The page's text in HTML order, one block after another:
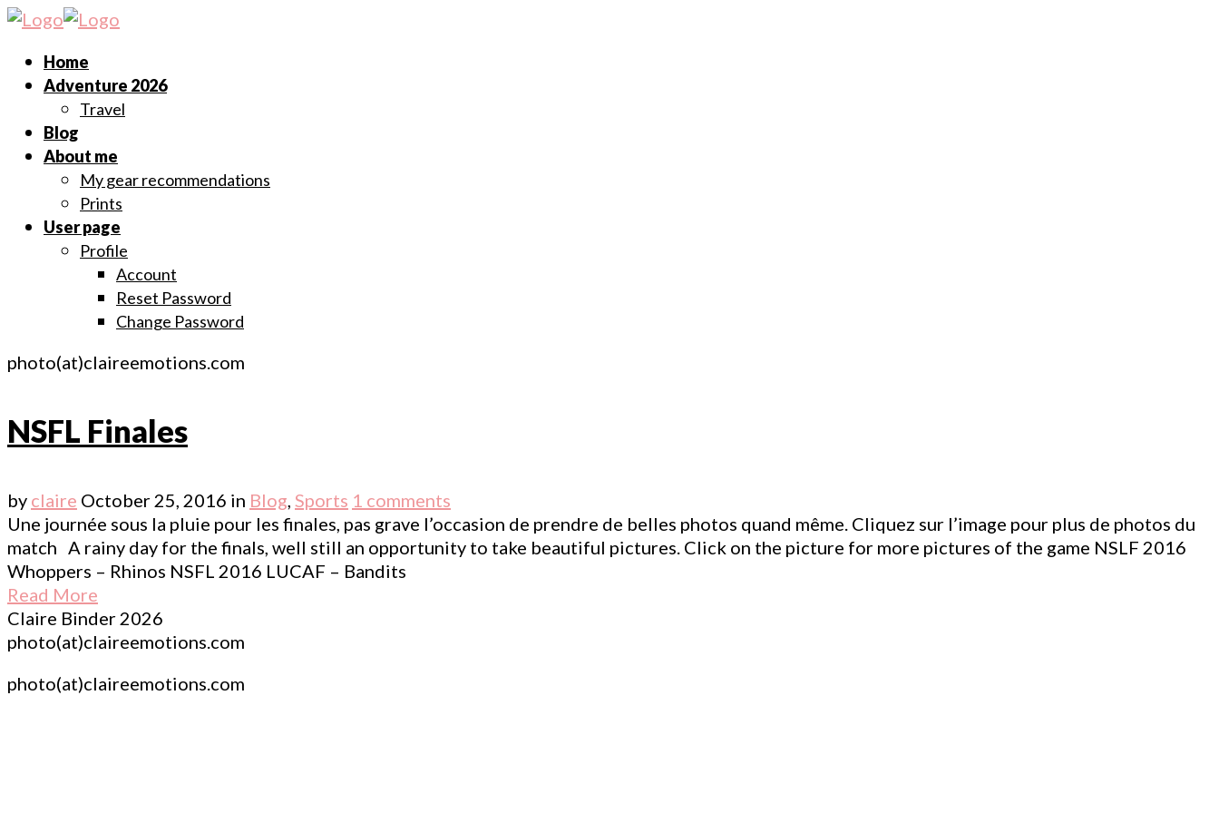
Home
Adventure 2026
Travel
Blog
About me
My gear recommendations
Prints
User page
Profile
Account
Reset Password
Change Password
photo(at)claireemotions.com
NSFL Finales
by claire October 25, 2016 in Blog, Sports 1 comments
Une journée sous la pluie pour les finales, pas grave l’occasion de prendre de belles photos quand même. Cliquez sur l’image pour plus de photos du
match A rainy day for the finals, well still an opportunity to take beautiful pictures. Click on the picture for more pictures of the game NSLF 2016
Whoppers – Rhinos NSFL 2016 LUCAF – Bandits
Read More
Claire Binder 2026
photo(at)claireemotions.com
photo(at)claireemotions.com